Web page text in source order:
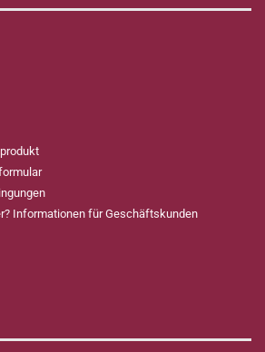
Informationen für Geschäftskunden